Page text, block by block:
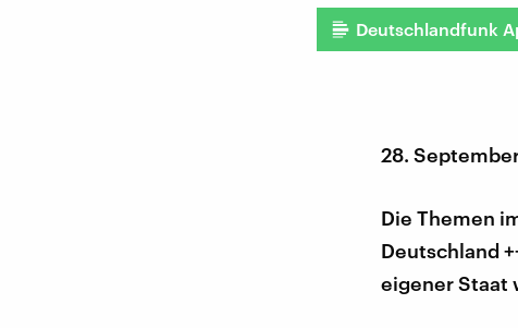
Deutschlandfunk
28.
Die Themen
Deutschland
eigener Staat